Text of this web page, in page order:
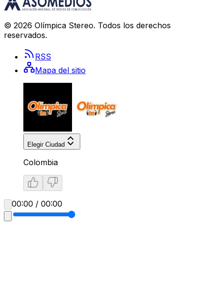
© 2026 Olímpica Stereo. Todos los derechos
reservados.
RSS
Mapa del sitio
Elegir Ciudad
Colombia
00:00 / 00:00